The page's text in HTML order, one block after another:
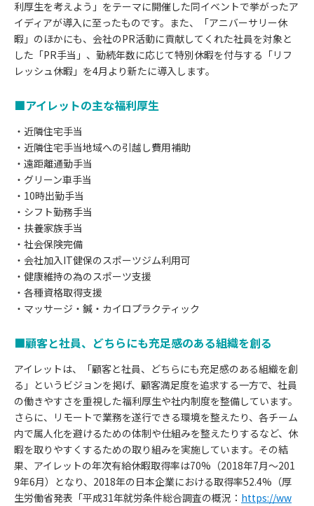
利厚生を考えよう」をテーマに開催した同イベントで挙がったア
イディアが導入に至ったものです。また、「アニバーサリー休
暇」のほかにも、会社のPR活動に貢献してくれた社員を対象と
した「PR手当」、勤続年数に応じて特別休暇を付与する「リフ
レッシュ休暇」を4月より新たに導入します。
■アイレットの主な福利厚生
・近隣住宅手当
・近隣住宅手当地域への引越し費用補助
・遠距離通勤手当
・グリーン車手当
・10時出勤手当
・シフト勤務手当
・扶養家族手当
・社会保険完備
・会社加入IT健保のスポーツジム利用可
・健康維持の為のスポーツ支援
・各種資格取得支援
・マッサージ・鍼・カイロプラクティック
■顧客と社員、どちらにも充足感のある組織を創る
アイレットは、「顧客と社員、どちらにも充足感のある組織を創
る」というビジョンを掲げ、顧客満足度を追求する一方で、社員
の働きやすさを重視した福利厚生や社内制度を整備しています。
さらに、リモートで業務を遂行できる環境を整えたり、各チーム
内で属人化を避けるための体制や仕組みを整えたりするなど、休
暇を取りやすくするための取り組みを実施しています。その結
果、アイレットの年次有給休暇取得率は70%（2018年7月〜201
9年6月）となり、2018年の日本企業における取得率52.4%（厚
生労働省発表「平成31年就労条件総合調査の概況： https://ww